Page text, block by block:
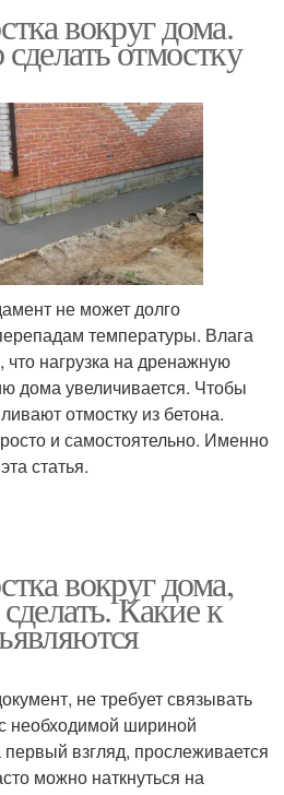
вокруг дома.
отмостку
не может долго
температуры. Влага
что нагрузка на дренажную
дома увеличивается. Чтобы
отмостку из бетона.
и самостоятельно. Именно
статья.
вокруг дома,
Какие к
не требует связывать
необходимой шириной
первый взгляд, прослеживается
можно наткнуться на